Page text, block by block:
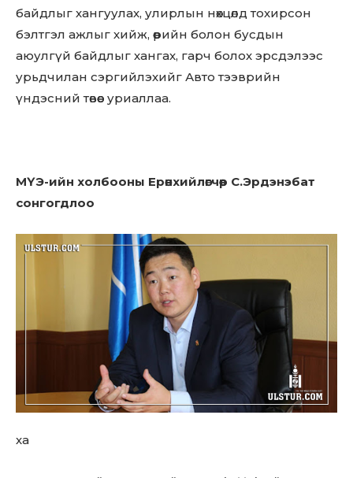
байдлыг хангуулах, улирлын нөхцөлд тохирсон
бэлтгэл ажлыг хийж, өөрийн болон бусдын
аюулгүй байдлыг хангах, гарч болох эрсдэлээс
урьдчилан сэргийлэхийг Авто тээврийн
үндэсний төвөөс уриаллаа.
МҮЭ-ийн холбооны Ерөнхийлөгчөөр С.Эрдэнэбат
сонгогдлоо
ха